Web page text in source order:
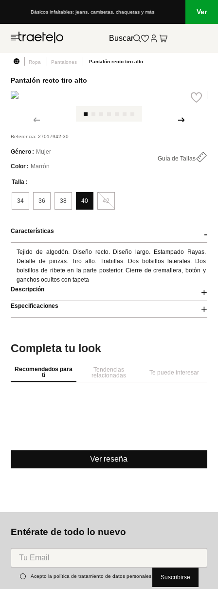
Básicos infaltables: jeans, camisetas, chaquetas y más Ver
Buscar
Ropa Pantalones Pantalón recto tiro alto
Pantalón recto tiro alto
Referencia:27017942-30
Género
Mujer
Guía de Tallas
Color
Marrón
Talla
34 36 38 40 42
Características -
Tejido de algodón. Diseño recto. Diseño largo. Estampado Rayas.
Detalle de pinzas. Tiro alto. Trabillas. Dos bolsillos laterales. Dos
bolsillos de ribete en la parte posterior. Cierre de cremallera, botón y
ganchos ocultos con tapeta
Descripción
+
Especificaciones +
Completa tu look
Recomendados para
ti
Tendencias
relacionadas
Te puede interesar
Ver reseña
Entérate de todo lo nuevo
Acepto la política de tratamiento de datos personales Suscribirse